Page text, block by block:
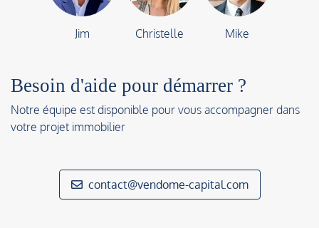
Jim Christelle Mike
Besoin d'aide pour démarrer ?
Notre équipe est disponible pour vous accompagner dans
votre projet immobilier
contact@vendome-capital.com